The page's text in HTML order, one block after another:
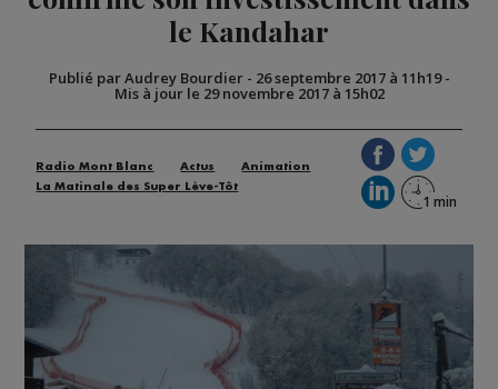
le Kandahar
Publié par Audrey Bourdier- 26 septembre 2017 à 11h19-
Mis à jour le 29 novembre 2017 à 15h02
Radio Mont Blanc Actus
Animation
La Matinale des Super Lève-Tôt